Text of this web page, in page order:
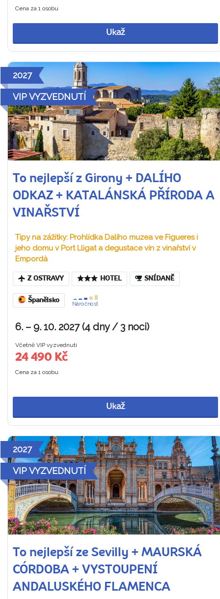
Cena za 1 osobu
Ukaž
2027
VIP VYZVEDNUTÍ
To nejlepší z Girony + DALÍHO
ODKAZ + KATALÁNSKÁ PŘÍRODA A
VINAŘSTVÍ
Tipy na zážitky: Prohlídka Dalího muzea ve Figueres i
jeho domu v Port Lligat a degustace vín z vinařství v
Empordà
Z OSTRAVY HOTEL SNÍDANĚ
Španělsko
Náročnost
6. – 9. 10. 2027 (4 dny / 3 noci)
Včetně VIP vyzvednutí
24 490 Kč
Cena za 1 osobu
Ukaž
2027
VIP VYZVEDNUTÍ
To nejlepší ze Sevilly + MAURSKÁ
CÓRDOBA + VYSTOUPENÍ
ANDALUSKÉHO FLAMENCA